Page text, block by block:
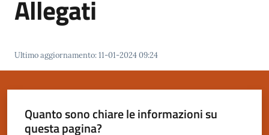
Servizi
Vivere
Dozza
Menu selezionato
Allegati
Ultimo aggiornamento:11-01-2024 09:24
Quanto sono chiare le informazioni su
questa pagina?